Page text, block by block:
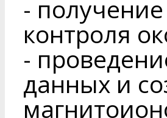
-
контроля
-
данных и